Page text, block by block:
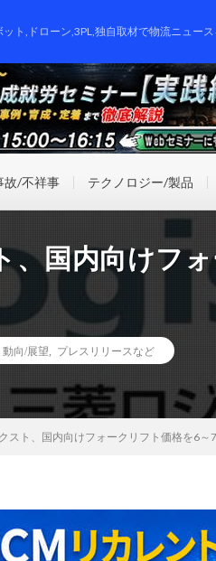
ト,ドローン,3PL,独自取材で物流ニュー
故/不祥事 テクノロジー/製品
、国内向けフ
動向/展望 プレスリリースなど
スト、国内向けフォークリフト価格を6～